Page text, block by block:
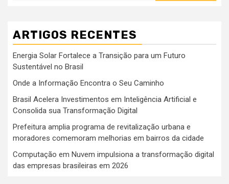
ARTIGOS RECENTES
Energia Solar Fortalece a Transição para um Futuro
Sustentável no Brasil
Onde a Informação Encontra o Seu Caminho
Brasil Acelera Investimentos em Inteligência Artificial e
Consolida sua Transformação Digital
Prefeitura amplia programa de revitalização urbana e
moradores comemoram melhorias em bairros da cidade
Computação em Nuvem impulsiona a transformação digital
das empresas brasileiras em 2026